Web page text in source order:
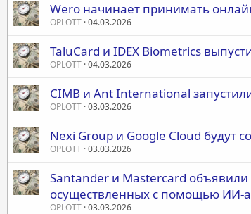
Wero начинает принимать
OPLOTT 04.03.2026
TaluCard и IDEX Biometrics
OPLOTT 04.03.2026
CIMB и Ant International
OPLOTT 03.03.2026
Nexi Group и Google Cloud будут
OPLOTT 03.03.2026
Santander и Mastercard
осуществленных с помощью ИИ-
OPLOTT 03.03.2026